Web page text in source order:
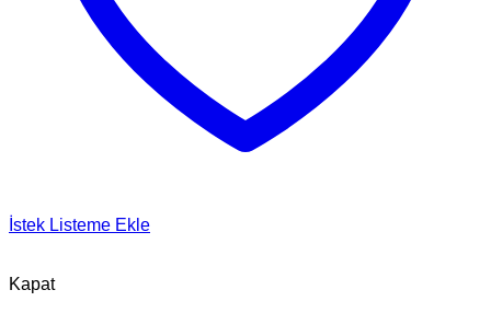
İstek Listeme Ekle
Kapat